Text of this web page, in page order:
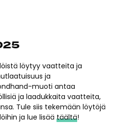
löytyy vaatteita ja
ja
muoti antaa
ja laadukkaita vaatteita,
Tule siis tekemään löytöjä
ja lue lisää täältä!